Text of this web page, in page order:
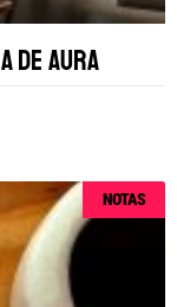
AURA
NOTAS